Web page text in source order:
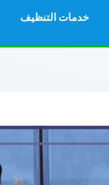
خدمات التنظيف